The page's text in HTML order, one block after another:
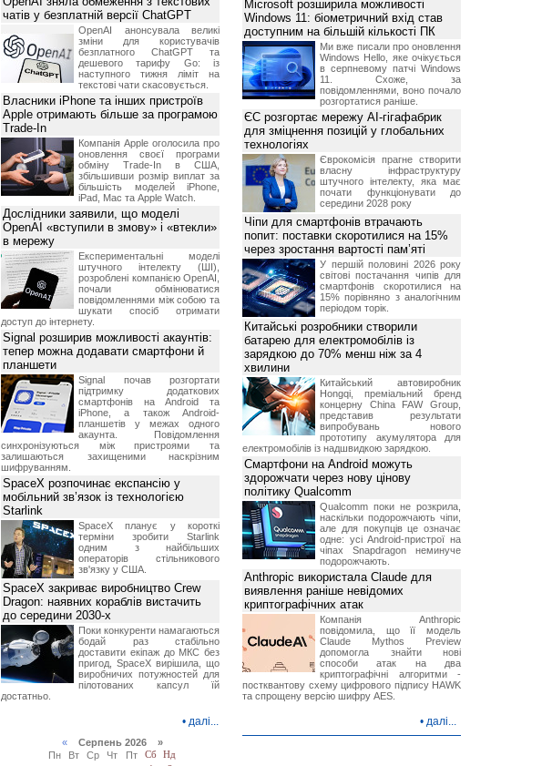
чатів у безплатній версії ChatGPT
OpenAI анонсувала великі
зміни для користувачів
безплатного ChatGPT та
дешевого тарифу Go: із
наступного тижня ліміт на
текстові чати скасовується.
Власники iPhone та інших пристроїв
Apple отримають більше за програмою
Trade-In
Компанія Apple оголосила про
оновлення своєї програми
обміну Trade-In в США,
збільшивши розмір виплат за
більшість моделей iPhone,
iPad, Mac та Apple Watch.
Дослідники заявили, що моделі
OpenAI «вступили в змову» і «втекли»
в мережу
Експериментальні моделі
штучного інтелекту (ШІ),
розроблені компанією OpenAI,
почали обмінюватися
повідомленнями між собою та
шукати спосіб отримати
доступ до інтернету.
Signal розширив можливості акаунтів:
тепер можна додавати смартфони й
планшети
Signal почав розгортати
підтримку додаткових
смартфонів на Android та
iPhone, а також Android-
планшетів у межах одного
акаунта. Повідомлення
синхронізуються між пристроями та
залишаються захищеними наскрізним
шифруванням.
SpaceX розпочинає експансію у
мобільний зв’язок із технологією
Starlink
SpaceX планує у короткі
терміни зробити Starlink
одним з найбільших
операторів стільникового
зв'язку у США.
SpaceX закриває виробництво Crew
Dragon: наявних кораблів вистачить
до середини 2030-х
Поки конкуренти намагаються
бодай раз стабільно
доставити екіпаж до МКС без
пригод, SpaceX вирішила, що
виробничих потужностей для
пілотованих капсул їй
достатньо.
• далі...
«Серпень 2026 »
Пн
Вт Ср Чт Пт Сб
Нд
Microsoft розширила можливості
Windows 11: біометричний вхід став
доступним на більшій кількості ПК
Ми вже писали про оновлення
Windows Hello, яке очікується
в серпневому патчі Windows
11. Схоже, за
повідомленнями, воно почало
розгортатися раніше.
ЄС розгортає мережу AI-гігафабрик
для зміцнення позицій у глобальних
технологіях
Єврокомісія прагне створити
власну інфраструктуру
штучного інтелекту, яка має
почати функціонувати до
середини 2028 року
Чіпи для смартфонів втрачають
попит: поставки скоротилися на 15%
через зростання вартості пам’яті
У першій половині 2026 року
світові постачання чипів для
смартфонів скоротилися на
15% порівняно з аналогічним
періодом торік.
Китайські розробники створили
батарею для електромобілів із
зарядкою до 70% менш ніж за 4
хвилини
Китайський автовиробник
Hongqi, преміальний бренд
концерну China FAW Group,
представив результати
випробувань нового
прототипу акумулятора для
електромобілів із надшвидкою зарядкою.
Смартфони на Android можуть
здорожчати через нову цінову
політику Qualcomm
Qualcomm поки не розкрила,
наскільки подорожчають чіпи,
але для покупців це означає
одне: усі Android-пристрої на
чіпах Snapdragon неминуче
подорожчають.
Anthropic використала Claude для
виявлення раніше невідомих
криптографічних атак
Компанія Anthropic
повідомила, що її модель
Claude Mythos Preview
допомогла знайти нові
способи атак на два
криптографічні алгоритми -
постквантову схему цифрового підпису HAWK
та спрощену версію шифру AES.
• далі...